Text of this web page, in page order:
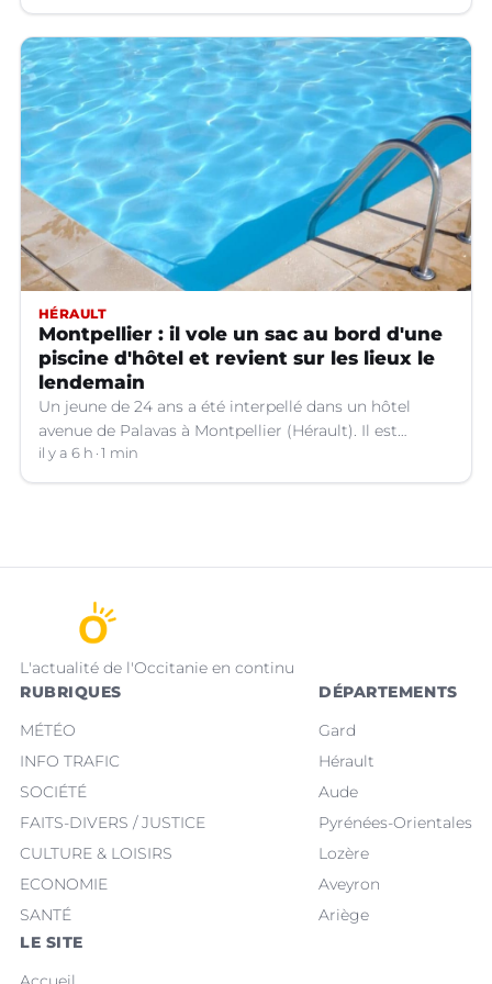
HÉRAULT
Montpellier : il vole un sac au bord d'une
piscine d'hôtel et revient sur les lieux le
lendemain
Un jeune de 24 ans a été interpellé dans un hôtel
avenue de Palavas à Montpellier (Hérault). Il est
suspecté d'avoir volé le sac d'une cliente.
il y a 6 h 1 min
L'actualité de l'Occitanie en continu
RUBRIQUES
MÉTÉO
INFO TRAFIC
SOCIÉTÉ
FAITS-DIVERS / JUSTICE
CULTURE & LOISIRS
ECONOMIE
SANTÉ
DÉPARTEMENTS
Gard
Hérault
Aude
Pyrénées-Orientales
Lozère
Aveyron
Ariège
LE SITE